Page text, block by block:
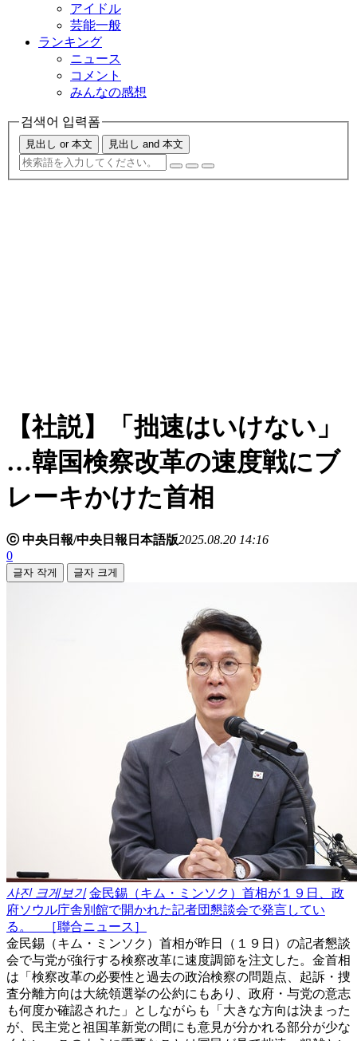
アイドル
芸能一般
ランキング
ニュース
コメント
みんなの感想
검색어 입력폼
見出し or 本文 見出し and 本文
【社説】「拙速はいけない」
…韓国検察改革の速度戦にブ
レーキかけた首相
ⓒ 中央日報/中央日報日本語版2025.08.20 14:16
0
글자 작게 글자 크게
사진 크게보기 金民錫（キム・ミンソク）首相が１９日、政
府ソウル庁舎別館で開かれた記者団懇談会で発言してい
る。 ［聯合ニュース］
金民錫（キム・ミンソク）首相が昨日（１９日）の記者懇談
会で与党が強行する検察改革に速度調節を注文した。金首相
は「検察改革の必要性と過去の政治検察の問題点、起訴・捜
査分離方向は大統領選挙の公約にもあり、政府・与党の意志
も何度か確認された」としながらも「大きな方向は決まった
が、民主党と祖国革新党の間にも意見が分かれる部分が少な